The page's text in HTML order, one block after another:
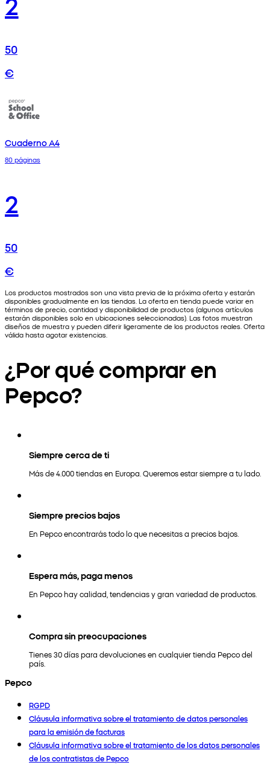
50
€
Cuaderno A4
80 páginas
2
50
€
Los productos mostrados son una vista previa de la próxima oferta y estarán
disponibles gradualmente en las tiendas. La oferta en tienda puede variar en
términos de precio, cantidad y disponibilidad de productos (algunos artículos
estarán disponibles solo en ubicaciones seleccionadas). Las fotos muestran
diseños de muestra y pueden diferir ligeramente de los productos reales. Oferta
válida hasta agotar existencias.
¿Por qué comprar en
Pepco?
Siempre cerca de ti
Más de 4.000 tiendas en Europa. Queremos estar siempre a tu lado.
Siempre precios bajos
En Pepco encontrarás todo lo que necesitas a precios bajos.
Espera más, paga menos
En Pepco hay calidad, tendencias y gran variedad de productos.
Compra sin preocupaciones
Tienes 30 días para devoluciones en cualquier tienda Pepco del
país.
Pepco
RGPD
Cláusula informativa sobre el tratamiento de datos personales
para la emisión de facturas
Cláusula informativa sobre el tratamiento de los datos personales
de los contratistas de Pepco